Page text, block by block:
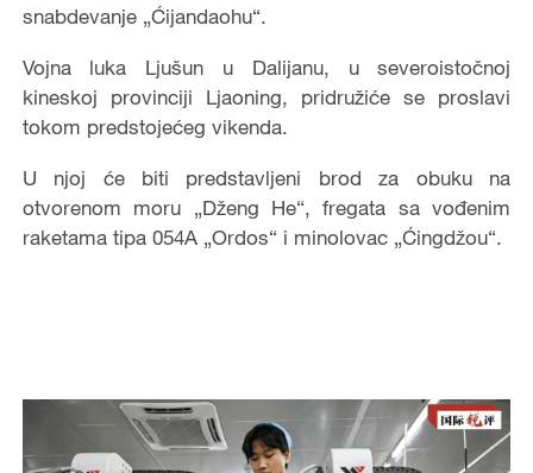
snabdevanje „Ćijandaohu“.
Vojna luka Ljušun u Dalijanu, u severoistočnoj
kineskoj provinciji Ljaoning, pridružiće se proslavi
tokom predstojećeg vikenda.
U njoj će biti predstavljeni brod za obuku na
otvorenom moru „Dženg He“, fregata sa vođenim
raketama tipa 054A „Ordos“ i minolovac „Ćingdžou“.